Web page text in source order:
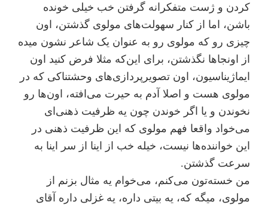
کردن و ژست متفکرانه گرفتن خب خیلی خونده
باشن، اما از کنار سهولت‌های مولوی گذشتن، اون
چیزی رو که مولوی رو به عنوان یک شاعر نشون میده
از اونجاها نگذشتن، برای این‌که مثلا فرض کنید اون
ایماژیناسیون، اون تصویرپردازی‌های وحشتناکی که در
مولوی هست و اصلا آدم به حیرت می‌افته، اون‌ها رو
نخوندن و یا اگر خوندن چون یه ظرفیت ذهنی‌ای
می‌خواد واقعا فهم مولوی که این ظرفیت ذهنی در
این خواننده‌ها نیست، خیله خب از اینا از سر اینا به
سرعت گذشتن.
من خسته‌تون می‌کنم، می‌خوام یه مثال بزنم از
مولوی، میگه که، یه بیتی داره، یه غزلی داره آقای